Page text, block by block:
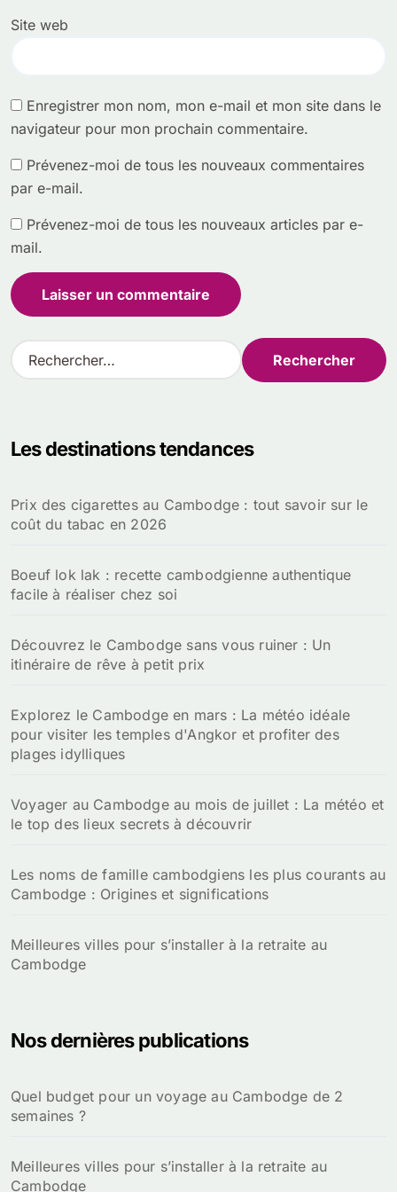
Site web
Enregistrer mon nom, mon e-mail et mon site dans le
navigateur pour mon prochain commentaire.
Prévenez-moi de tous les nouveaux commentaires
par e-mail.
Prévenez-moi de tous les nouveaux articles par e-
mail.
R
e
r
e
r
Les destinations tendances
Prix des cigarettes au Cambodge : tout savoir sur le
coût du tabac en 2026
Boeuf lok lak : recette cambodgienne authentique
facile à réaliser chez soi
Découvrez le Cambodge sans vous ruiner : Un
itinéraire de rêve à petit prix
Explorez le Cambodge en mars : La météo idéale
pour visiter les temples d'Angkor et profiter des
plages idylliques
Voyager au Cambodge au mois de juillet : La météo et
le top des lieux secrets à découvrir
Les noms de famille cambodgiens les plus courants au
Cambodge : Origines et significations
Meilleures villes pour s’installer à la retraite au
Cambodge
Nos dernières publications
Quel budget pour un voyage au Cambodge de 2
semaines ?
Meilleures villes pour s’installer à la retraite au
Cambodge